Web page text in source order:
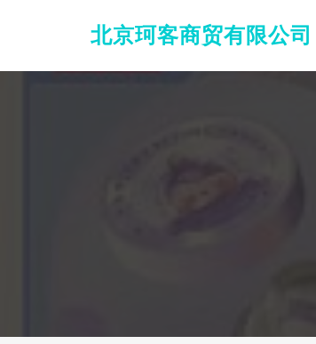
北京珂客商贸有限公司